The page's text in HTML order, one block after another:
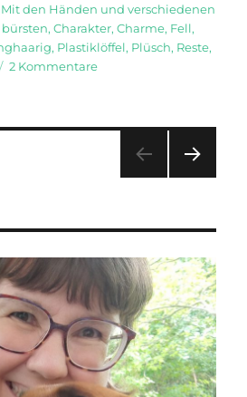
Kategorien
Mit den Händen und verschiedenen
bürsten,Charakter,Charme, Fell,
, Plastiklöffel, Plüsch, Reste,
2 Kommentarezu
E